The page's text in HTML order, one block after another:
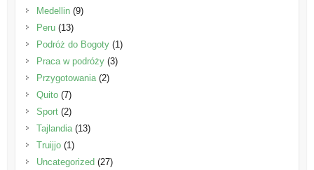
Medellin(9)
Peru(13)
Podróż do Bogoty(1)
Praca w podróży(3)
Przygotowania(2)
Quito(7)
Sport(2)
Tajlandia(13)
Truijjo(1)
Uncategorized(27)